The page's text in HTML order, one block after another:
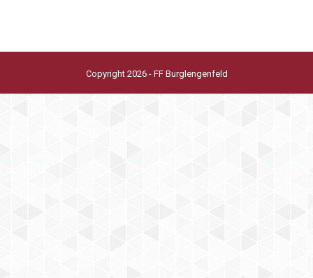
Copyright 2026 - FF Burglengenfeld